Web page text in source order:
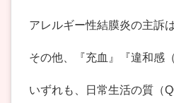
アレルギー性結膜炎の主訴
その他、『充血』『違和感
いずれも、日常生活の質（